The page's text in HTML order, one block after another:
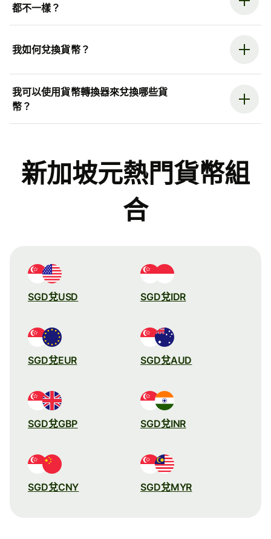
都不一樣？
我如何兌換貨幣？
我可以使用貨幣轉換器來兌換哪些貨
幣？
新加坡元熱門貨幣組
合
SGD兌USD SGD兌IDR
SGD兌EUR SGD兌AUD
SGD兌GBP SGD兌INR
SGD兌CNY SGD兌MYR